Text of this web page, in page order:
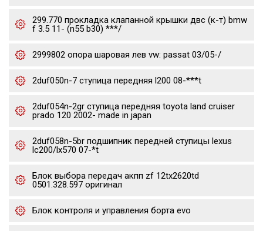
299.770 прокладка клапанной крышки двс (к-т) bmw
f 3.5 11- (n55 b30) ***/
2999802 опора шаровая лев vw: passat 03/05-/
2duf050n-7 ступица передняя l200 08-***t
2duf054n-2gr ступица передняя toyota land cruiser
prado 120 2002- made in japan
2duf058n-5br подшипник передней ступицы lexus
lc200/lx570 07-*t
Блок выбора передач акпп zf 12tx2620td
0501.328.597 оригинал
Блок контроля и управления борта evo